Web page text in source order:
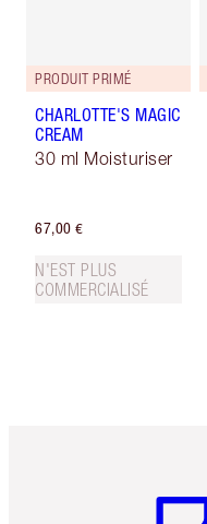
PRODUIT PRIMÉ
CHARLOTTE'S MAGIC
CREAM
30 ml Moisturiser
67,00 €
N'EST PLUS
COMMERCIALISÉ